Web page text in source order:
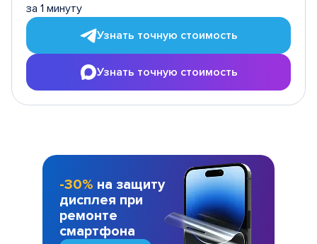
за 1 минуту
Узнать точную стоимость
Узнать точную стоимость
-30% на защиту
дисплея при
ремонте
смартфона